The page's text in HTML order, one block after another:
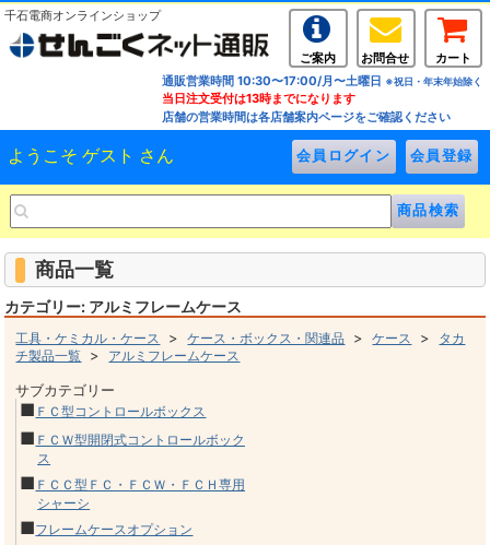
千石電商オンラインショップ
ご案内 お問合せ
カート
通販営業時間 10:30〜17:00/月〜土曜日 ※祝日・年末年始除く
当日注文受付は13時までになります
店舗の営業時間は各店舗案内ページをご確認ください
ようこそ ゲスト さん
商品一覧
カテゴリー: アルミフレームケース
工具・ケミカル・ケース >ケース・ボックス・関連品 >ケース > タカ
チ製品一覧 > アルミフレームケース
サブカテゴリー
■ ＦＣ型コントロールボックス
■ ＦＣＷ型開閉式コントロールボック
ス
■ ＦＣＣ型ＦＣ・ＦＣＷ・ＦＣＨ専用
シャーシ
■フレームケースオプション